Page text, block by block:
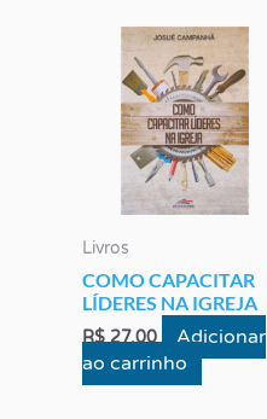
Livros
COMO CAPACITAR
LÍDERES NA IGREJA
R$27,00
Adicionar
ao carrinho